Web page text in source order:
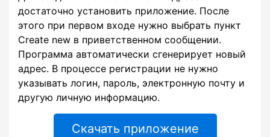
достаточно установить приложение. После
этого при первом входе нужно выбрать пункт
Create new в приветственном сообщении.
Программа автоматически сгенерирует новый
адрес. В процессе регистрации не нужно
указывать логин, пароль, электронную почту и
другую личную информацию.
Скачать приложение